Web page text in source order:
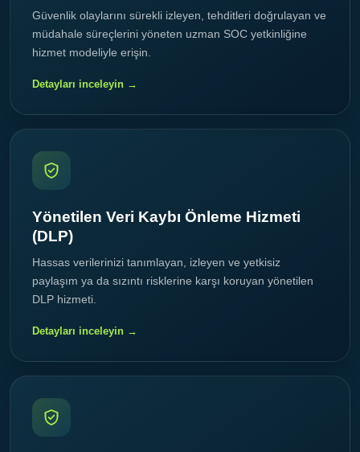
Güvenlik olaylarını sürekli izleyen, tehditleri doğrulayan ve
müdahale süreçlerini yöneten uzman SOC yetkinliğine
hizmet modeliyle erişin.
Detayları inceleyin →
Yönetilen Veri Kaybı Önleme Hizmeti
(DLP)
Hassas verilerinizi tanımlayan, izleyen ve yetkisiz
paylaşım ya da sızıntı risklerine karşı koruyan yönetilen
DLP hizmeti.
Detayları inceleyin →